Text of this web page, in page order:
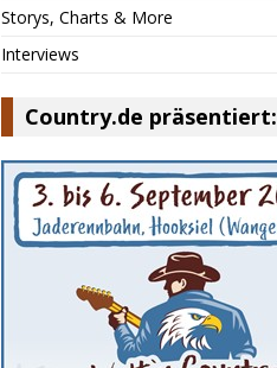
Storys, Charts & More
Interviews
Country.de präsentiert: